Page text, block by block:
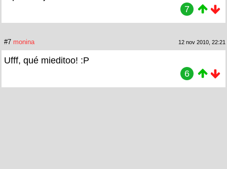
7
#7 monina 12 nov 2010, 22:21
Ufff, qué mieditoo! :P
6